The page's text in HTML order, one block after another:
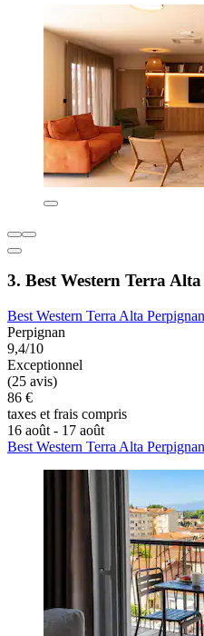
3. Best Western Terra
Best Western Terra Alta
Perpignan
9,4/10
Exceptionnel
(25 avis)
86 €
taxes et frais compris
16 août - 17 août
Best Western Terra Alta